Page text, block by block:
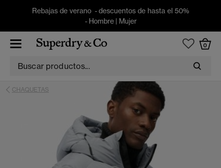
Rebajas de verano - descuentos de hasta el 50%
- Hombre| Mujer
0
CHAQUETAS